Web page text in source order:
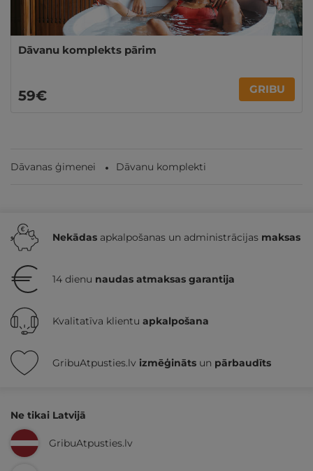
Dāvanu komplekts pārim
59€ GRIBU
Dāvanas ģimenei Dāvanu komplekti
Nekādas apkalpošanas un administrācijas maksas
14 dienu naudas atmaksas garantija
Kvalitatīva klientu apkalpošana
GribuAtpusties.lv izmēģināts un pārbaudīts
Ne tikai Latvijā
GribuAtpusties.lv